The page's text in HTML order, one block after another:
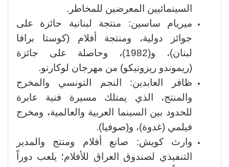
السينمائيين المعرضين للمخاطر.
ميريام ساسين: منتجة لبنانية حائزة على
جوائز دولية، ومنتجة أفلام (كوستا برافا
لبنان)، و(1982)، وحاصلة على جائزة
(ريموندو ريزونيكو) من مهرجان لوكارنو.
ظافر العابدين: النجم التونسي والمخرج
والمنتج، الذي يمتلك مسيرة فنية عابرة
للحدود بين السينما العربية والعالمية، ومخرج
فيلمي (غدوة)، و(صوفيا).
وارث كويش: صانع أفلام ومنتج والمدير
التنفيذي لصندوق العراق للأفلام؛ يلعب دوراً